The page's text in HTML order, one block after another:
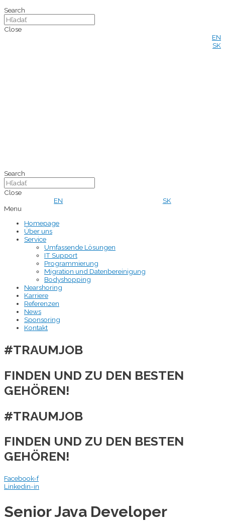
Search
Close
EN
SK
Search
Close
EN
SK
Menu
Homepage
Über uns
Service
Umfassende Lösungen
IT Support
Programmierung
Migration und Datenbereinigung
Bodyshopping
Nearshoring
Karriere
Referenzen
News
Sponsoring
Kontakt
#TRAUMJOB
FINDEN UND ZU DEN BESTEN
GEHÖREN!
#TRAUMJOB
FINDEN UND ZU DEN BESTEN
GEHÖREN!
Facebook-f
Linkedin-in
Senior Java Developer